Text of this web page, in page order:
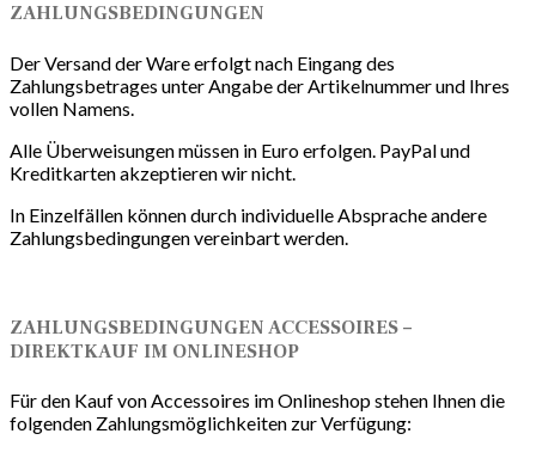
ZAHLUNGSBEDINGUNGEN
Der Versand der Ware erfolgt nach Eingang des
Zahlungsbetrages unter Angabe der Artikelnummer und Ihres
vollen Namens.
Alle Überweisungen müssen in Euro erfolgen. PayPal und
Kreditkarten akzeptieren wir nicht.
In Einzelfällen können durch individuelle Absprache andere
Zahlungsbedingungen vereinbart werden.
ZAHLUNGSBEDINGUNGEN ACCESSOIRES –
DIREKTKAUF IM ONLINESHOP
Für den Kauf von Accessoires im Onlineshop stehen Ihnen die
folgenden Zahlungsmöglichkeiten zur Verfügung: